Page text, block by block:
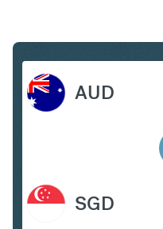
AUD
SGD